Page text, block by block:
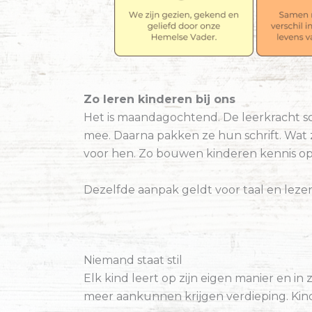
Zo leren kinderen bij ons
Het is maandagochtend. De leerkracht
mee. Daarna pakken ze hun schrift.
voor hen. Zo bouwen kinderen kennis
Dezelfde aanpak geldt voor taal en
Niemand staat stil
Elk kind leert op zijn eigen manier en
meer aankunnen krijgen verdieping.